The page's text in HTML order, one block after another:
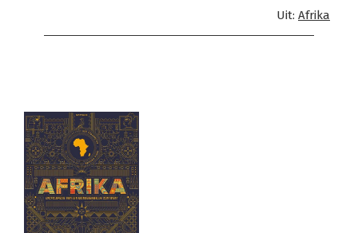
Uit: Afrika